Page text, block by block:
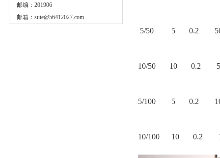
邮编：201906
邮箱： sute@56412027.com
5/50 5 0.2
10/50 10 0.2
5/100 5 0.2
10/100 10 0.2